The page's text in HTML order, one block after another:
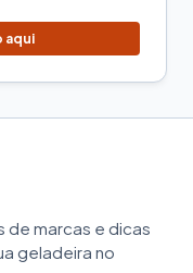
aqui
de marcas e dicas
geladeira no